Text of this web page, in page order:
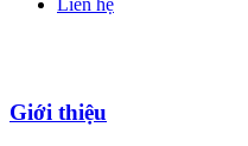
Liên hệ
Giới thiệu